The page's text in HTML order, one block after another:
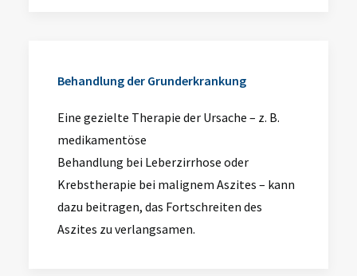
Behandlung der Grunderkrankung
Eine gezielte Therapie der Ursache – z. B.
medikamentöse
Behandlung bei Leberzirrhose oder
Krebstherapie bei malignem Aszites – kann
dazu beitragen, das Fortschreiten des
Aszites zu verlangsamen.